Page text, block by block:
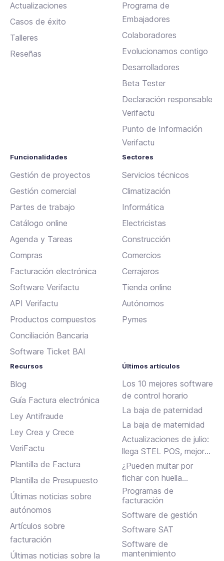
Actualizaciones
Casos de éxito
Talleres
Reseñas
Programa de
Embajadores
Colaboradores
Evolucionamos contigo
Desarrolladores
Beta Tester
Declaración responsable
Verifactu
Punto de Información
Verifactu
Funcionalidades
Gestión de proyectos
Gestión comercial
Partes de trabajo
Catálogo online
Agenda y Tareas
Compras
Facturación electrónica
Software Verifactu
API Verifactu
Productos compuestos
Conciliación Bancaria
Software Ticket BAI
Sectores
Servicios técnicos
Climatización
Informática
Electricistas
Construcción
Comercios
Cerrajeros
Tienda online
Autónomos
Pymes
Recursos
Blog
Guía Factura electrónica
Ley Antifraude
Ley Crea y Crece
VeriFactu
Plantilla de Factura
Plantilla de Presupuesto
Últimas noticias sobre
autónomos
Artículos sobre
facturación
Últimas noticias sobre la
Últimos artículos
Los 10 mejores software
de control horario
La baja de paternidad
La baja de maternidad
Actualizaciones de julio:
llega STEL POS, mejoras
en Assistant, albaranes
en Inbox y más
¿Pueden multar por
fichar con huella
dactilar?
Programas de
facturación
Software de gestión
Software SAT
Software de
mantenimiento